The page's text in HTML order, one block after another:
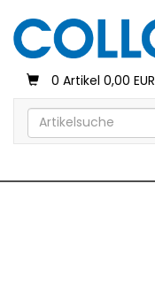
0 Artikel 0,00 EUR